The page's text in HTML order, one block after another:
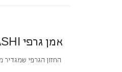
קוביאשי KOBIAYASHI אמן גרפי